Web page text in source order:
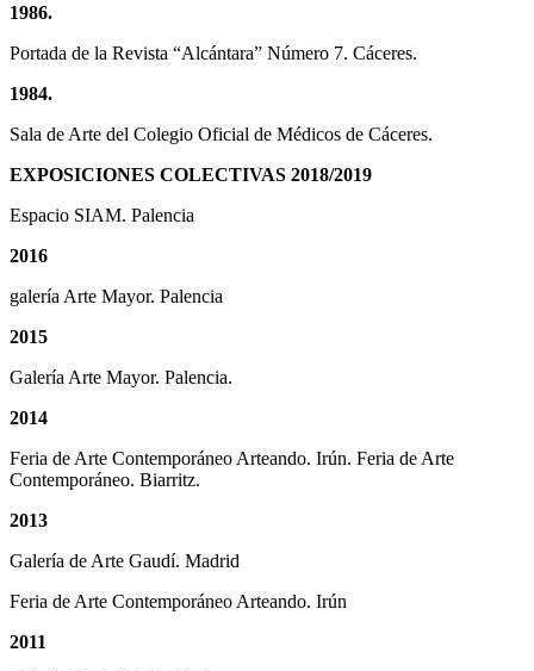
1986.
Portada de la Revista “Alcántara” Número 7. Cáceres.
1984.
Sala de Arte del Colegio Oficial de Médicos de Cáceres.
EXPOSICIONES COLECTIVAS 2018/2019
Espacio SIAM. Palencia
2016
galería Arte Mayor. Palencia
2015
Galería Arte Mayor. Palencia.
2014
Feria de Arte Contemporáneo Arteando. Irún. Feria de Arte
Contemporáneo. Biarritz.
2013
Galería de Arte Gaudí. Madrid
Feria de Arte Contemporáneo Arteando. Irún
2011